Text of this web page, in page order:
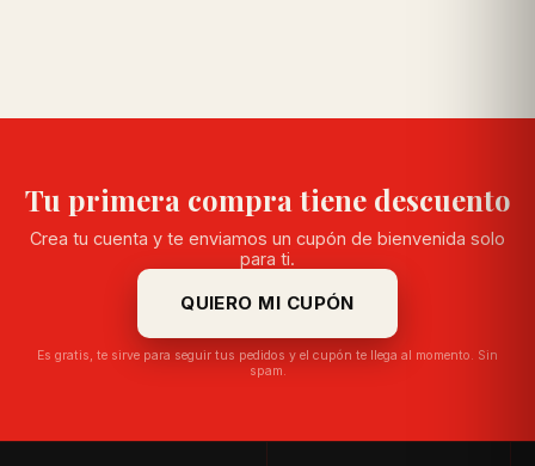
Tu primera compra tiene descuento
Crea tu cuenta y te enviamos un cupón de bienvenida solo
para ti.
QUIERO MI CUPÓN
Es gratis, te sirve para seguir tus pedidos y el cupón te llega al momento. Sin
spam.